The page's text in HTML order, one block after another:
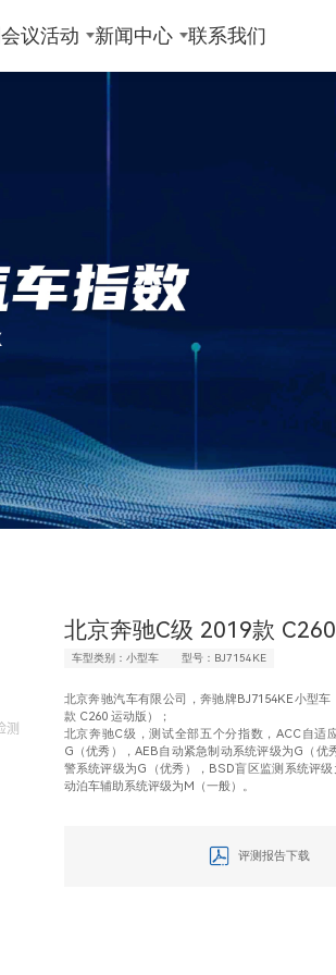
会议活动 新闻中心 联系我们
北京奔驰C级 2019款
车型类别：小型车 型号：BJ7154KE
北京奔驰汽车有限公司，奔驰牌BJ7154KE小型车
款 C260 运动版）；
北京奔驰C级，测试全部五个分指数，ACC自适
G（优秀），AEB自动紧急制动系统评级为G（优
警系统评级为G（优秀），BSD盲区监测系统评
动泊车辅助系统评级为M（一般）。
评测报告下载